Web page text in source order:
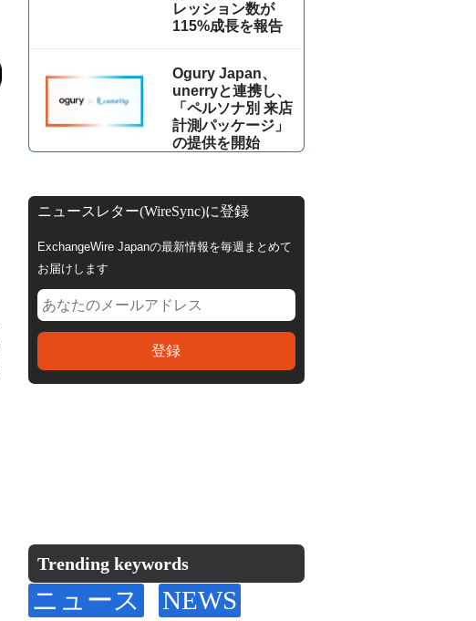
レッション数が
115%成⻑を報告
Ogury Japan、
unerryと連携し、
「ペルソナ別 来店
計測パッケージ」
の提供を開始
ニュースレター(WireSync)に登録
ExchangeWire Japanの最新情報を毎週まとめて
お届けします
Trending keywords
ニュース NEWS